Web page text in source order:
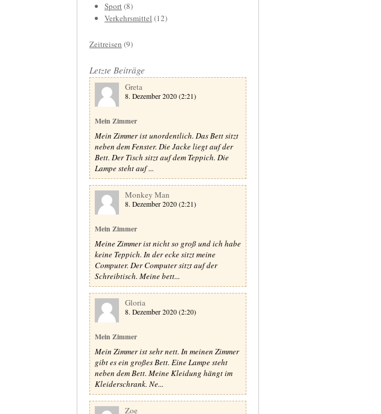
Sport(8)
Verkehrsmittel (12)
Zeitreisen (9)
Letzte Beiträge
Greta
8. Dezember 2020 (2:21)
Mein Zimmer
Mein Zimmer ist unordentlich. Das Bett sitzt
neben dem Fenster. Die Jacke liegt auf der
Bett. Der Tisch sitzt auf dem Teppich. Die
Lampe steht auf ...
Monkey Man
8. Dezember 2020 (2:21)
Mein Zimmer
Meine Zimmer ist nicht so groß und ich habe
keine Teppich. In der ecke sitzt meine
Computer. Der Computer sitzt auf der
Schreibtisch. Meine bett...
Gloria
8. Dezember 2020 (2:20)
Mein Zimmer
Mein Zimmer ist sehr nett. In meinen Zimmer
gibt es ein großes Bett. Eine Lampe steht
neben dem Bett. Meine Kleidung hängt im
Kleiderschrank. Ne...
Zoe